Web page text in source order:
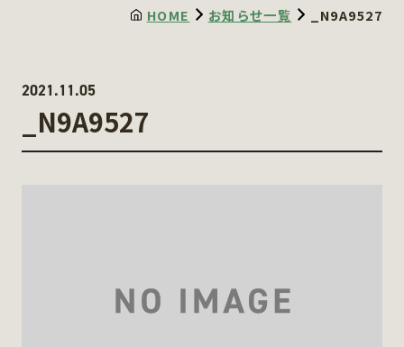
HOME お知らせ一覧 _N9A9527
2021.11.05
_N9A9527